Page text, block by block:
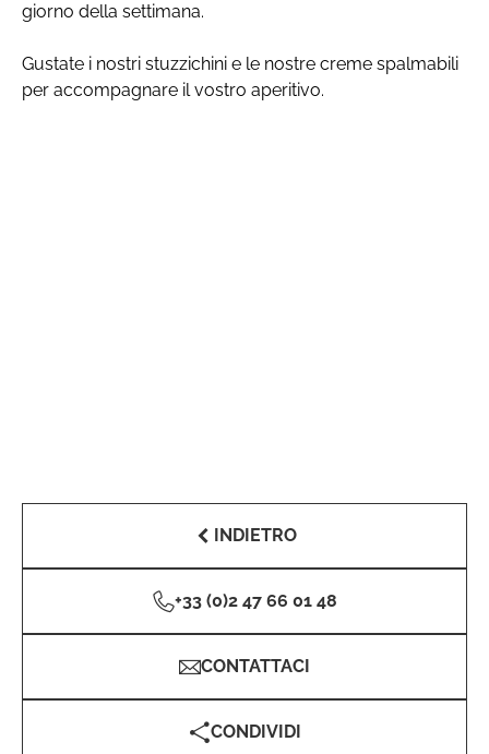
giorno della settimana.
Gustate i nostri stuzzichini e le nostre creme spalmabili
per accompagnare il vostro aperitivo.
INDIETRO
+33 (0)2 47 66 01 48
CONTATTACI
CONDIVIDI